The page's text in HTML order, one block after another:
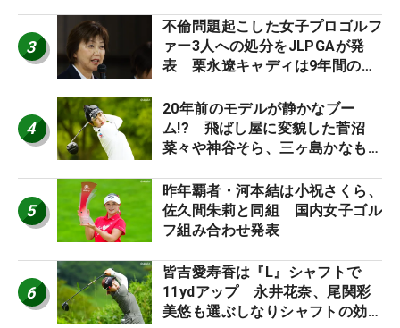
3
不倫問題起こした女子プロゴルフ
ァー3人への処分をJLPGAが発
表 栗永遼キャディは9年間の立
4
20年前のモデルが静かなブー
ム!? 飛ばし屋に変貌した菅沼
菜々や神谷そら、三ヶ島かなも使
ロたちの“飛ばしギア”】
5
昨年覇者・河本結は小祝さくら、
佐久間朱莉と同組 国内女子ゴル
フ組み合わせ発表
6
皆吉愛寿香は『L』シャフトで
11ydアップ 永井花奈、尾関彩
美悠も選ぶしなりシャフトの効果